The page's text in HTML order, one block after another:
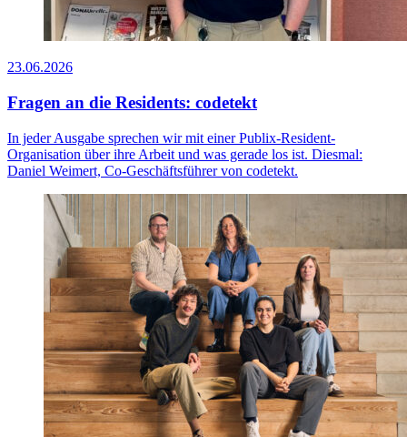
23.06.2026
Fragen an die Residents: codetekt
In jeder Ausgabe sprechen wir mit einer Publix-Resident-
Organisation über ihre Arbeit und was gerade los ist. Diesmal:
Daniel Weimert, Co-Geschäftsführer von codetekt.